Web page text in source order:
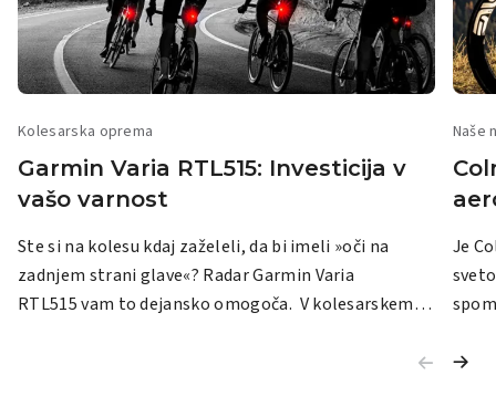
Kolesarska oprema
Garmin Varia RTL515: Investicija v
vašo varnost
Ste si na kolesu kdaj zaželeli, da bi imeli »oči na
zadnjem strani glave«? Radar Garmin Varia
RTL515 vam to dejansko omogoča. V kolesarskem
varnost, se Garmin Varia RTL515 izkazuje za pravega
Naše
Je